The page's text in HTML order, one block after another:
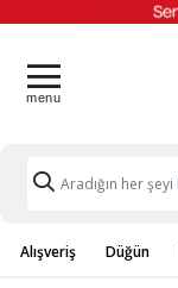
Alışveriş Düğün